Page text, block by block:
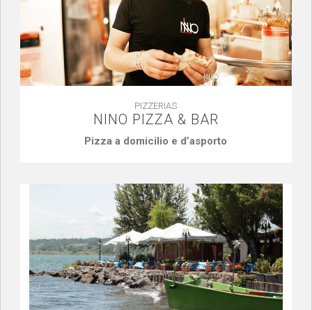
PIZZERIAS
NINO PIZZA & BAR
Pizza a domicilio e d’asporto